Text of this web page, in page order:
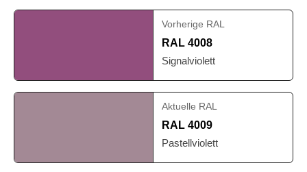
Vorherige RAL
RAL 4008
Signalviolett
Aktuelle RAL
RAL 4009
Pastellviolett